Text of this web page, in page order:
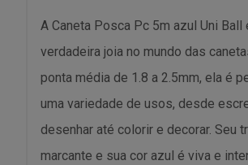
A Caneta Posca Pc 5m azul Uni Ball
verdadeira joia no mundo das
ponta média de 1.8 a 2.5mm, ela é
uma variedade de usos, desde
desenhar até colorir e decorar. Seu
marcante e sua cor azul é viva e